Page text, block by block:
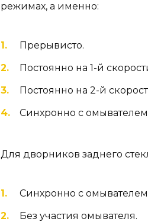
режимах, а именно:
Прерывисто.
Постоянно на 1-й
Постоянно на 2-й
Синхронно с омывателем
Для дворников заднего
Синхронно с
Без участия омывателя.